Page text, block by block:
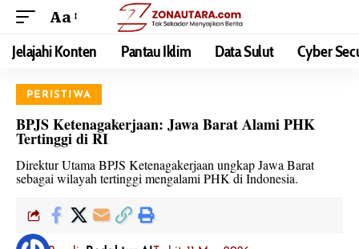
Aa
Jelajahi Konten Pantau Iklim Data Sulut Cyber
PERISTIWA
BPJS Ketenagakerjaan: Jawa Barat Alami PHK
Tertinggi di RI
Direktur Utama BPJS Ketenagakerjaan ungkap Jawa Barat
sebagai wilayah tertinggi mengalami PHK di Indonesia.